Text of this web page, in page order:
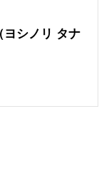
シノリ タナ